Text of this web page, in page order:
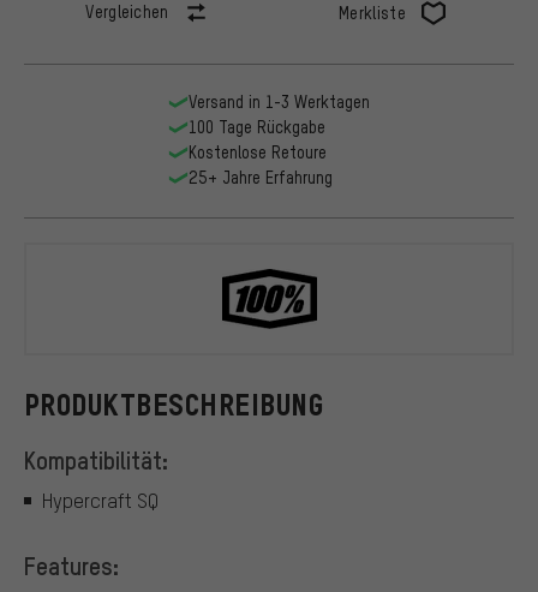
Vergleichen Merkliste
PRODUKTBESCHREIBUNG
Kompatibilität:
Hypercraft SQ
Features:
Versand in 1-3 Werktagen
100 Tage Rückgabe
Kostenlose Retoure
25+ Jahre Erfahrung